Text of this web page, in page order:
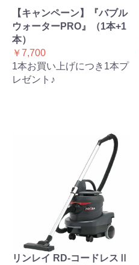
【キャンペーン】『バブル
ウォーターPRO』（1本+1
本）
￥7,700
1本お買い上げにつき1本プ
レゼント♪
リンレイ RD-コードレスⅡ